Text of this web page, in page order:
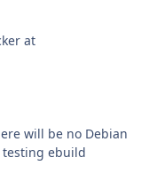
at
will be no Debian
testing ebuild